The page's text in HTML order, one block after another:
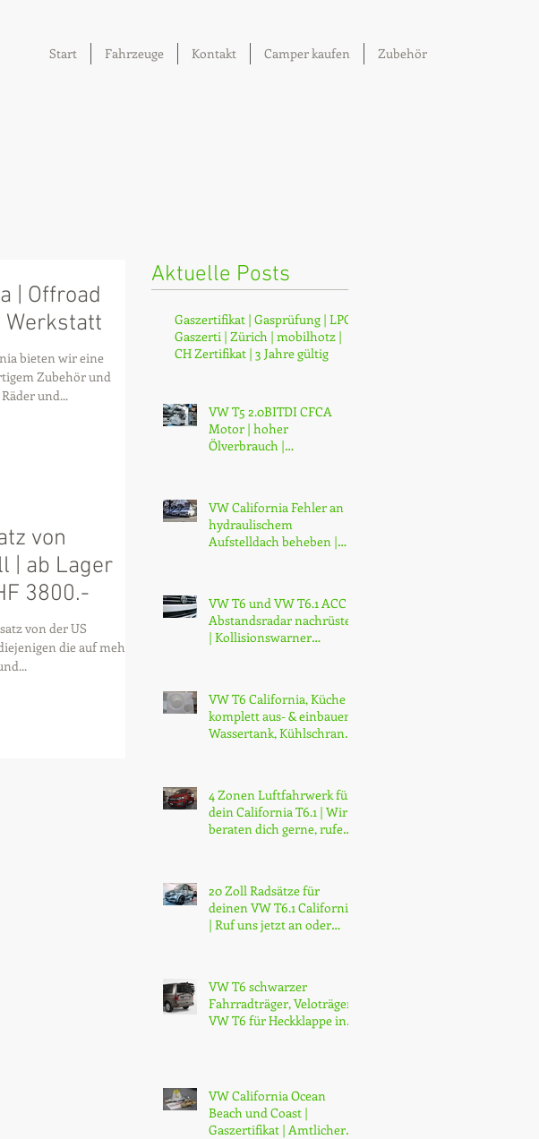
Start Fahrzeuge Kontakt Camper kaufen Zubehör
| Offroad
Werkstatt
bieten wir eine
Zubehör und
und...
von
3800.-
von der US
die auf mehr
Aktuelle Posts
Gaszertifikat | Gasprüfung | LPG |
Gaszerti | Zürich | mobilhotz |
CH Zertifikat | 3 Jahre gültig
VW T5 2.0BITDI CFCA
Motor | hoher
Ölverbrauch |
VW California Fehler an
hydraulischem
Aufstelldach beheben |
VW T6 und VW T6.1 ACC
Abstandsradar nachrüsten
| Kollisionswarner
VW T6 California, Küche
komplett aus- & einbauen,
Wassertank, Kühlschrank
4 Zonen Luftfahrwerk für
dein California T6.1 | Wir
beraten dich gerne, rufe
20 Zoll Radsätze für
deinen VW T6.1 California
| Ruf uns jetzt an oder
VW T6 schwarzer
Fahrradträger, Veloträger
VW T6 für Heckklappe in
VW California Ocean
Beach und Coast |
Gaszertifikat | Amtlicher